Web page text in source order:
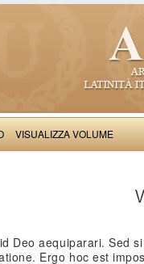
VISUALIZZA VOLUME
Deo aequiparari. Sed
Ergo hoc est